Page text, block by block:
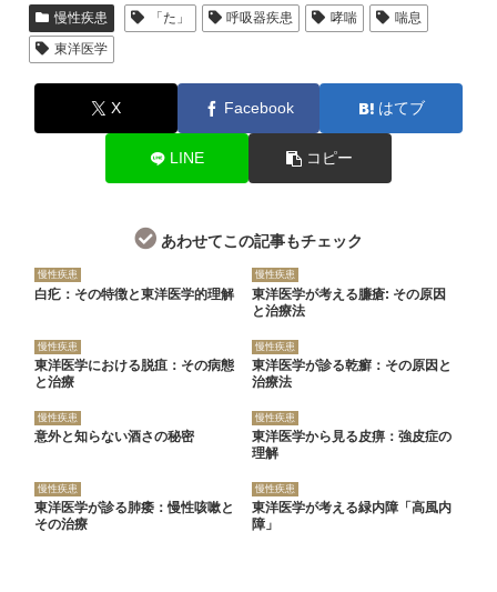
慢性疾患 「た」 呼吸器疾患 哮喘
喘息
東洋医学
X Facebook はてブ
LINE コピー
あわせてこの記事もチェック
慢性疾患
白疕：その特徴と東洋医学的理解
慢性疾患
東洋医学が考える臁瘡: その原因
と治療法
慢性疾患
東洋医学における脱疽：その病態
と治療
慢性疾患
東洋医学が診る乾癬：その原因と
治療法
慢性疾患
意外と知らない酒さの秘密
慢性疾患
東洋医学から見る皮痹：強皮症の
理解
慢性疾患
東洋医学が診る肺痿：慢性咳嗽と
その治療
慢性疾患
東洋医学が考える緑内障「高風内
障」